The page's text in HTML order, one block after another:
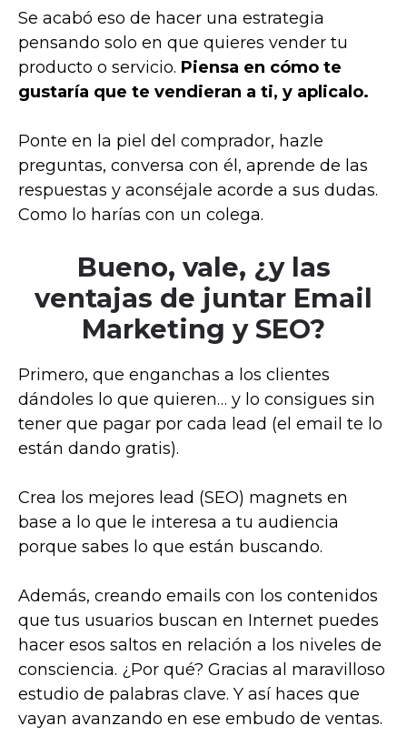
Se acabó eso de hacer una estrategia
pensando solo en que quieres vender tu
producto o servicio. Piensa en cómo te
gustaría que te vendieran a ti, y aplicalo.
Ponte en la piel del comprador, hazle
preguntas, conversa con él, aprende de las
respuestas y aconséjale acorde a sus dudas.
Como lo harías con un colega.
Bueno, vale, ¿y las
ventajas de juntar Email
Marketing y SEO?
Primero, que enganchas a los clientes
dándoles lo que quieren… y lo consigues sin
tener que pagar por cada lead (el email te lo
están dando gratis).
Crea los mejores lead (SEO) magnets en
base a lo que le interesa a tu audiencia
porque sabes lo que están buscando.
Además, creando emails con los contenidos
que tus usuarios buscan en Internet puedes
hacer esos saltos en relación a los niveles de
consciencia. ¿Por qué? Gracias al maravilloso
estudio de palabras clave. Y así haces que
vayan avanzando en ese embudo de ventas.